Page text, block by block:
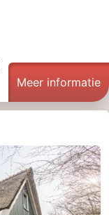
Meer informatie